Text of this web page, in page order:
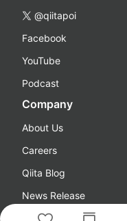
@qiitapoi
Facebook
YouTube
Podcast
Company
About Us
Careers
Qiita Blog
News Release